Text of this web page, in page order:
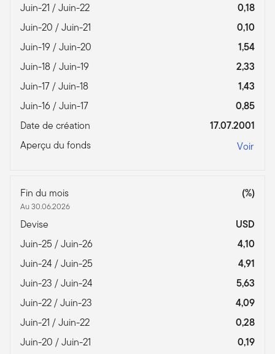
Juin-21 / Juin-22
0,18
Juin-20 / Juin-21
0,10
Juin-19 / Juin-20
1,54
Juin-18 / Juin-19
2,33
Juin-17 / Juin-18
1,43
Juin-16 / Juin-17
0,85
Date de création
17.07.2001
Aperçu du fonds
Voir
Fin du mois
Au 30.06.2026
(%)
Devise
USD
Juin-25 / Juin-26
4,10
Juin-24 / Juin-25
4,91
Juin-23 / Juin-24
5,63
Juin-22 / Juin-23
4,09
Juin-21 / Juin-22
0,28
Juin-20 / Juin-21
0,19